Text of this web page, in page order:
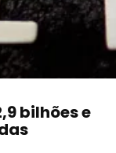
bilhões e